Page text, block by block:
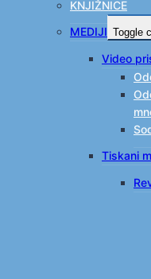
KNJIŽNICE
MEDIJI Toggle
Video
Tiskani